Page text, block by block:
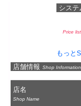
システ
Price
もっと
店舗情報 Shop Information
店名
Shop Name